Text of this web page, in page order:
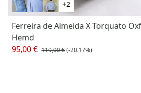
+2
Ferreira de Almeida X Torquato
Hemd
95,00 € 119,00 €(-20.17%)